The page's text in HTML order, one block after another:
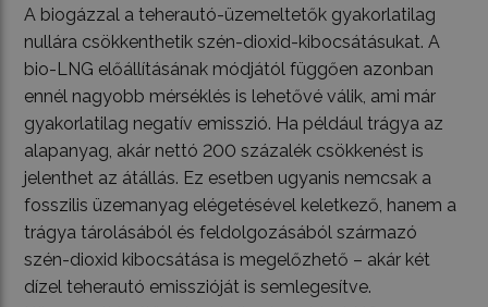
A biogázzal a teherautó-üzemeltetők gyakorlatilag
nullára csökkenthetik szén-dioxid-kibocsátásukat. A
bio-LNG előállításának módjától függően azonban
ennél nagyobb mérséklés is lehetővé válik, ami már
gyakorlatilag negatív emisszió. Ha például trágya az
alapanyag, akár nettó 200 százalék csökkenést is
jelenthet az átállás. Ez esetben ugyanis nemcsak a
fosszilis üzemanyag elégetésével keletkező, hanem a
trágya tárolásából és feldolgozásából származó
szén-dioxid kibocsátása is megelőzhető – akár két
dízel teherautó emisszióját is semlegesítve.